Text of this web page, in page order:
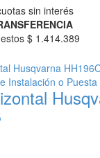
sin interés
$ 1.414.389